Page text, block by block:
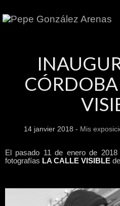
14 janvier 2018 - Mis
El pasado 11 de enero de
fotografías LA CALLE VISIBLE